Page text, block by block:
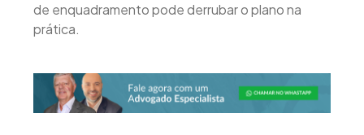
de enquadramento pode derrubar o plano na
prática.